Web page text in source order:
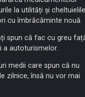
la utilități și cheltuielile
cu îmbrăcăminte nouă.
spun că fac cu greu
a autoturismelor.
medii care spun că nu
zilnice, însă nu vor mai